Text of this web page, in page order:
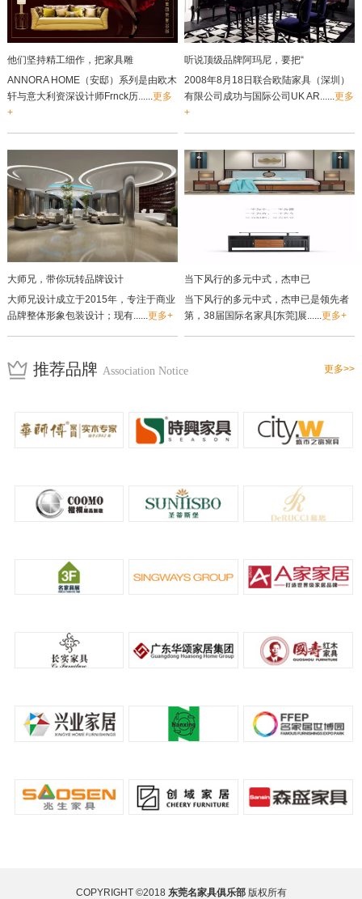
他们坚持精工细作，把家具雕
ANNORA HOME（安邸）系列是由欧木
轩与意大利资深设计师Frnck历......更多
+
听说顶级品牌阿玛尼，要把“
2008年8月18日联合欧陆家具（深圳）
有限公司成功与国际公司UK AR......更多
+
大师兄，带你玩转品牌设计
大师兄设计成立于2015年，专注于商业
品牌整体形象包装设计；现有......更多+
当下风行的多元中式，杰申已
当下风行的多元中式，杰申已是领先者
第，38届国际名家具[东莞]展......更多+
推荐品牌 Association Notice 更多>>
COPYRIGHT ©2018 东莞名家具俱乐部版权所有